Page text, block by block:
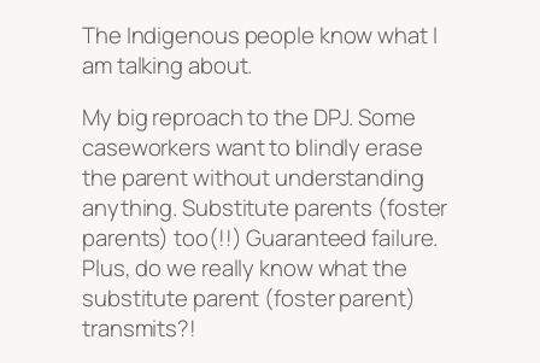
The Indigenous people know what I
am talking about.
My big reproach to the DPJ. Some
caseworkers want to blindly erase
the parent without understanding
anything. Substitute parents (foster
parents) too(!!) Guaranteed failure.
Plus, do we really know what the
substitute parent (foster parent)
transmits?!